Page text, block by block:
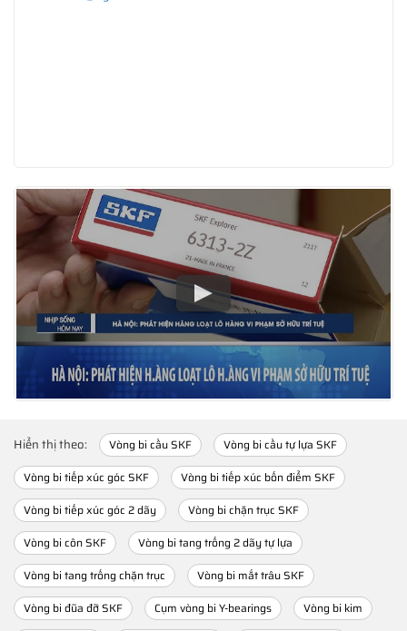
Hiển thị theo: Vòng bi cầu SKF
Vòng bi cầu tự lựa SKF
Vòng bi tiếp xúc góc SKF
Vòng bi tiếp xúc bốn điểm SKF
Vòng bi tiếp xúc góc 2 dãy
Vòng bi chặn trục SKF
Vòng bi côn SKF
Vòng bi tang trống 2 dãy tự lựa
Vòng bi tang trống chặn trục
Vòng bi mắt trâu SKF
Vòng bi đũa đỡ SKF
Cụm vòng bi Y-bearings
Vòng bi kim